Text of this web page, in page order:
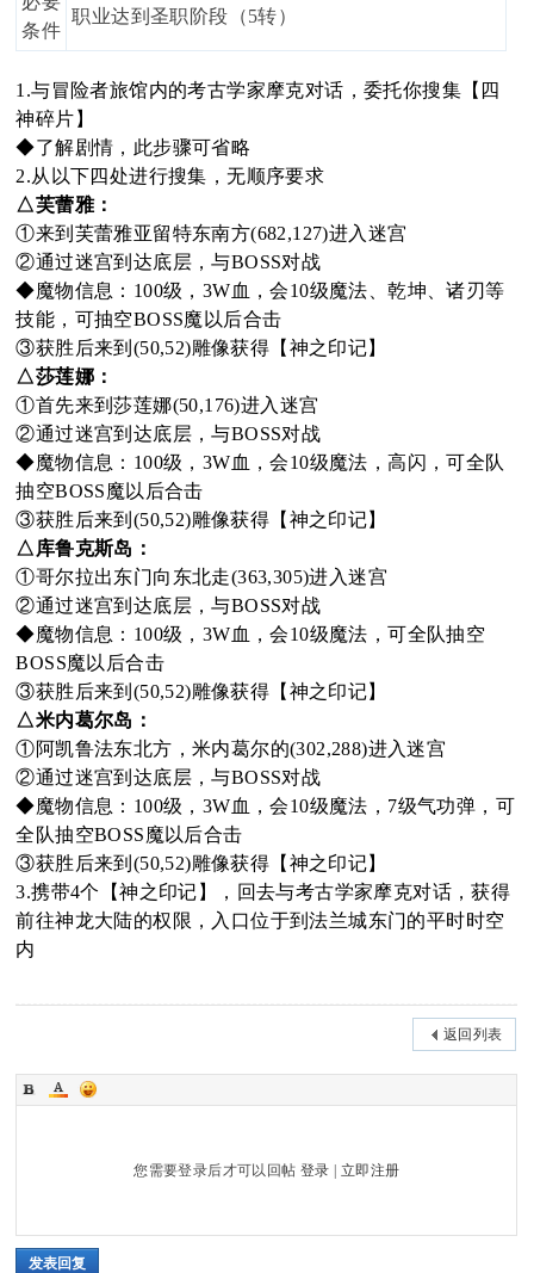
!
B
oa
rd
条件
职业达到圣职阶段（5转）
1.与冒险者旅馆内的考古学家摩克对话，委托你搜集【四
神碎片】
◆了解剧情，此步骤可省略
2.从以下四处进行搜集，无顺序要求
△芙蕾雅：
①来到芙蕾雅亚留特东南方(682,127)进入迷宫
②通过迷宫到达底层，与BOSS对战
◆魔物信息：100级，3W血，会10级魔法、乾坤、诸刃等
技能，可抽空BOSS魔以后合击
③获胜后来到(50,52)雕像获得【神之印记】
△莎莲娜：
①首先来到莎莲娜(50,176)进入迷宫
②通过迷宫到达底层，与BOSS对战
◆魔物信息：100级，3W血，会10级魔法，高闪，可全队
抽空BOSS魔以后合击
③获胜后来到(50,52)雕像获得【神之印记】
△库鲁克斯岛：
①哥尔拉出东门向东北走(363,305)进入迷宫
②通过迷宫到达底层，与BOSS对战
◆魔物信息：100级，3W血，会10级魔法，可全队抽空
BOSS魔以后合击
③获胜后来到(50,52)雕像获得【神之印记】
△米内葛尔岛：
①阿凯鲁法东北方，米内葛尔的(302,288)进入迷宫
②通过迷宫到达底层，与BOSS对战
◆魔物信息：100级，3W血，会10级魔法，7级气功弹，可
全队抽空BOSS魔以后合击
③获胜后来到(50,52)雕像获得【神之印记】
3.携带4个【神之印记】，回去与考古学家摩克对话，获得
前往神龙大陆的权限，入口位于到法兰城东门的平时时空
内
返回列表
您需要登录后才可以回帖登录 |立即注册
发表回复